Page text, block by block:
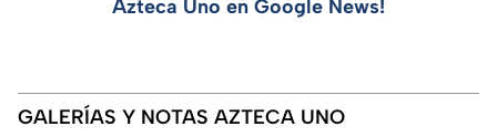
Azteca Uno en Google News!
GALERÍAS Y NOTAS AZTECA UNO